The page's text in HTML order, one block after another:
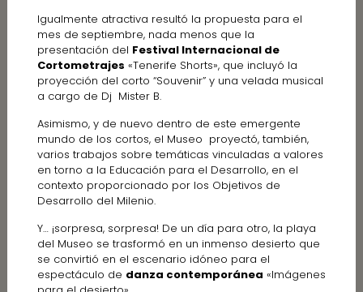
Igualmente atractiva resultó la propuesta para el
mes de septiembre, nada menos que la
presentación del Festival Internacional de
Cortometrajes «Tenerife Shorts», que incluyó la
proyección del corto “Souvenir” y una velada musical
a cargo de Dj Mister B.
Asimismo, y de nuevo dentro de este emergente
mundo de los cortos, el Museo proyectó, también,
varios trabajos sobre temáticas vinculadas a valores
en torno a la Educación para el Desarrollo, en el
contexto proporcionado por los Objetivos de
Desarrollo del Milenio.
Y… ¡sorpresa, sorpresa! De un día para otro, la playa
del Museo se trasformó en un inmenso desierto que
se convirtió en el escenario idóneo para el
espectáculo de danza contemporánea «Imágenes